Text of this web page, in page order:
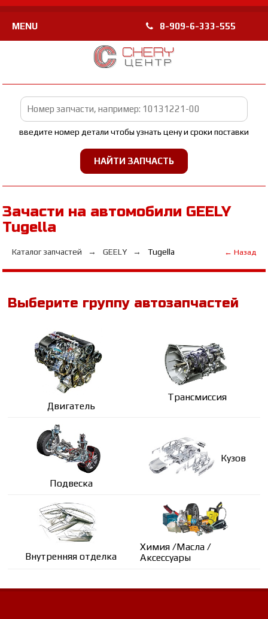
MENU 8-909-6-333-555
введите номер детали чтобы узнать цену и сроки поставки
Зачасти на автомобили GEELY
Tugella
Каталог запчастей GEELY Tugella ← Назад
Выберите группу автозапчастей
Двигатель
Трансмиссия
Подвеска
Кузов
Внутренняя отделка
Химия /Масла /
Аксессуары